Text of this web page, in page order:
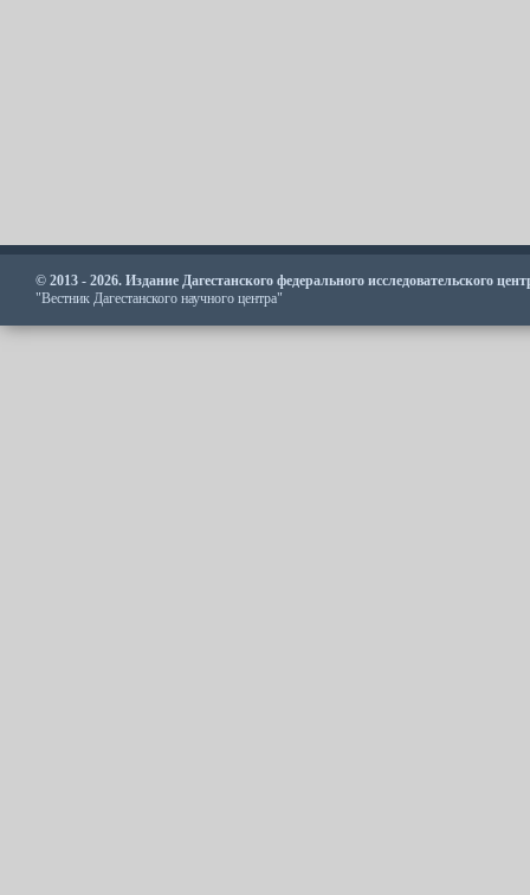
© 2013 - 2026. Издание Дагестанского федерального исследовательского
"Вестник Дагестанского научного центра"